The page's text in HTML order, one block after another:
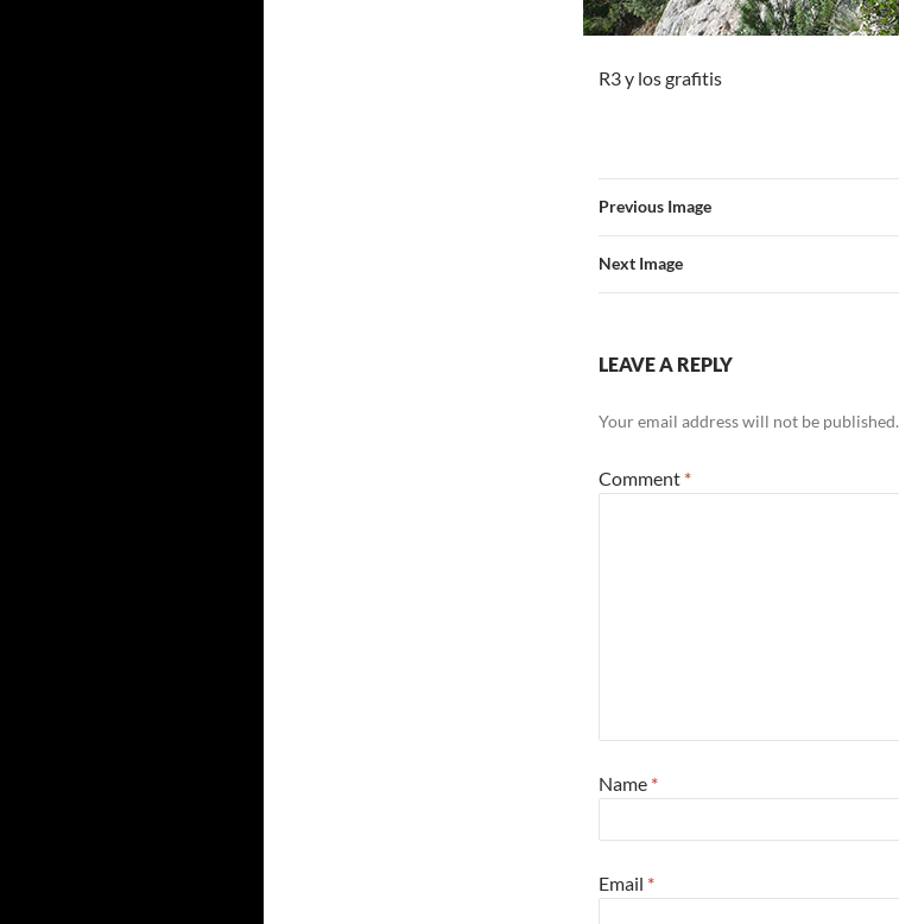
R3 y los grafitis
Previous Image
Next Image
LEAVE A REPLY
Your email address will not be published.
Comment *
Name *
Email *